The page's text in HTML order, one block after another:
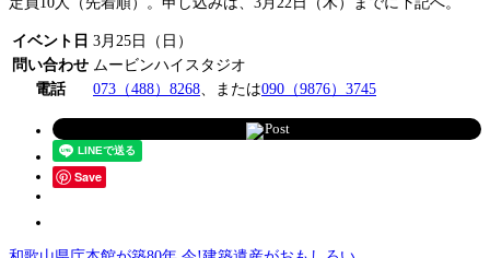
イベント日 3月25日（日）
問い合わせ ムービンハイスタジオ
電話
073（488）8268 、または090（9876）3745
Post
Save